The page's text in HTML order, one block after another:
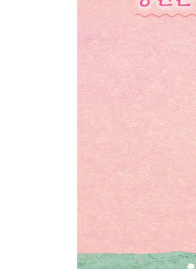
마음의 위치를 높이세요
모녀 관계를 살리는 짧고
당신은 공감파입니까, 찬
비호감을 부르는 말습관
거절의 기술
충고와 폭력 사이
권태기, 나쁜 것만은 아니
형제자매 간에 우애 있게
직장에서 ‘절친’ 만들지
못된 상사 처리하는 두 가